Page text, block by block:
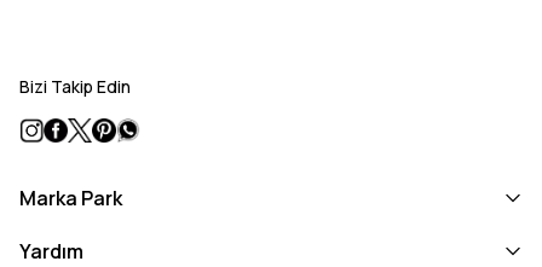
Bizi Takip Edin
Marka Park
Yardım